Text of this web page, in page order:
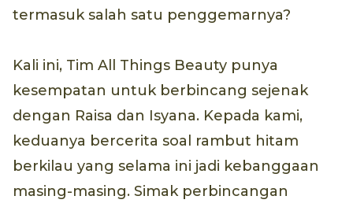
termasuk salah satu penggemarnya?
Kali ini, Tim All Things Beauty punya
kesempatan untuk berbincang sejenak
dengan Raisa dan Isyana. Kepada kami,
keduanya bercerita soal rambut hitam
berkilau yang selama ini jadi kebanggaan
masing-masing. Simak perbincangan